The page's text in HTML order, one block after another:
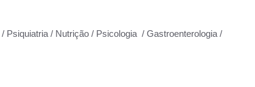
Psiquiatria / Nutrição / Psicologia / Gastroenterologia /